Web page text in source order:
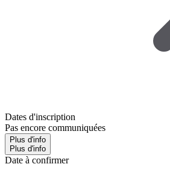
Dates d'inscription
Pas encore communiquées
Plus d'info
Plus d'info
Date à confirmer